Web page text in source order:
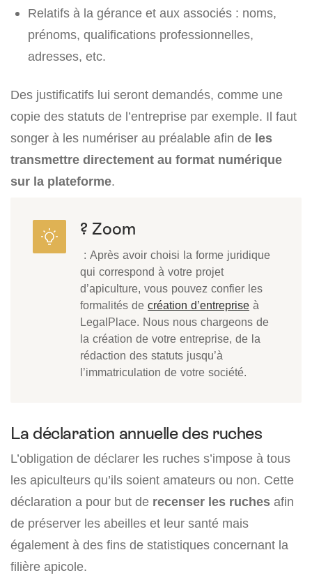
Relatifs à la gérance et aux associés : noms,
prénoms, qualifications professionnelles,
adresses, etc.
Des justificatifs lui seront demandés, comme une
copie des statuts de l’entreprise par exemple. Il faut
songer à les numériser au préalable afin de les
transmettre directement au format numérique
sur la plateforme.
? Zoom
: Après avoir choisi la forme juridique
qui correspond à votre projet
d’apiculture, vous pouvez confier les
formalités de création d’entreprise à
LegalPlace. Nous nous chargeons de
la création de votre entreprise, de la
rédaction des statuts jusqu’à
l’immatriculation de votre société.
La déclaration annuelle des ruches
L’obligation de déclarer les ruches s’impose à tous
les apiculteurs qu’ils soient amateurs ou non. Cette
déclaration a pour but de recenser les ruches afin
de préserver les abeilles et leur santé mais
également à des fins de statistiques concernant la
filière apicole.